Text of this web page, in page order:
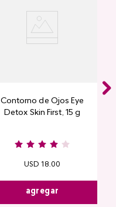
Contorno de Ojos Eye
Detox Skin First, 15 g
USD 18.00
agregar